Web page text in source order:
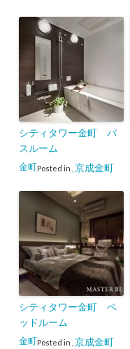
シティタワー金町 バ
スルーム
Posted in
金町 京成金町
シティタワー金町 ベ
ッドルーム
Posted in
金町 京成金町